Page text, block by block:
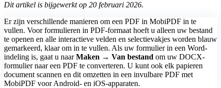
Dit artikel is bijgewerkt op 20 februari 2026.
Er zijn verschillende manieren om een PDF in MobiPDF in te
vullen. Voor formulieren in PDF-formaat hoeft u alleen uw bestand
te openen en alle interactieve velden en selectievakjes worden blauw
gemarkeerd, klaar om in te vullen. Als uw formulier in een Word-
indeling is, gaat u naarMaken → Van bestand om uw DOCX-
formulier naar een PDF te converteren. U kunt ook elk papieren
document scannen en dit omzetten in een invulbare PDF met
MobiPDF voor Android- en iOS-apparaten.